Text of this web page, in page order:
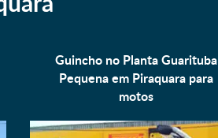
Guincho no Planta Guarituba
Pequena em Piraquara para
motos